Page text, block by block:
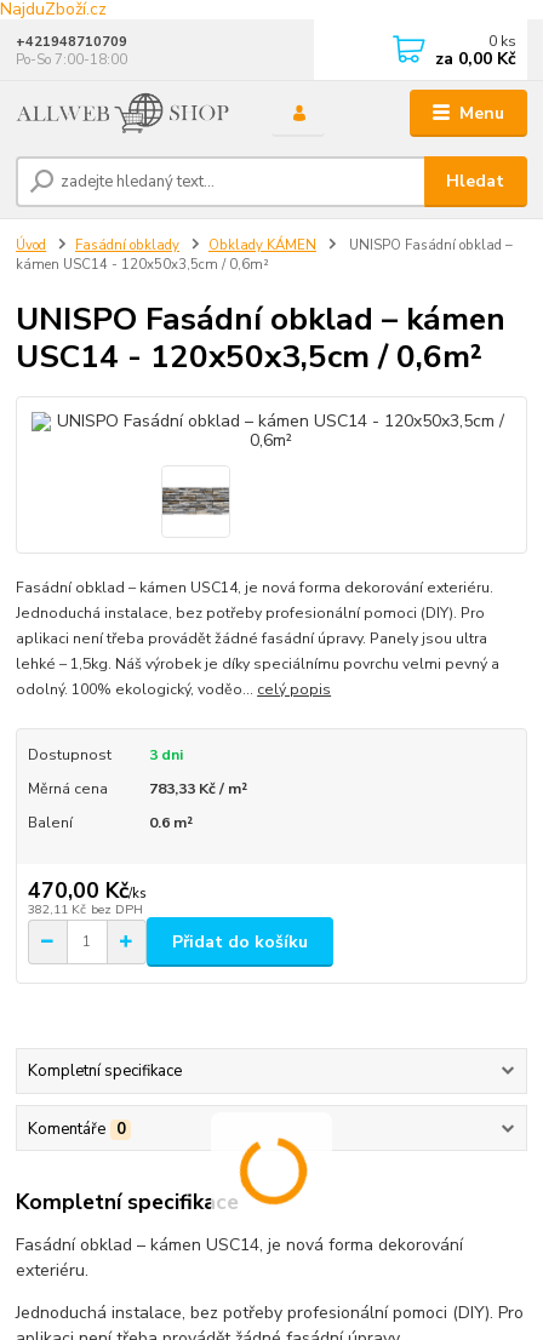
NajduZboží.cz
Menu
Hledat
+421948710709
Po-So 7:00-18:00
0 ks
za 0,00 Kč
Úvod Fasádní obklady Obklady KÁMEN
UNISPO Fasádní obklad –
kámen USC14 - 120x50x3,5cm / 0,6m²
UNISPO Fasádní obklad – kámen
USC14 - 120x50x3,5cm / 0,6m²
Fasádní obklad – kámen USC14, je nová forma dekorování exteriéru.
Jednoduchá instalace, bez potřeby profesionální pomoci (DIY). Pro
aplikaci není třeba provádět žádné fasádní úpravy. Panely jsou ultra
lehké – 1,5kg. Náš výrobek je díky speciálnímu povrchu velmi pevný a
odolný. 100% ekologický, voděo... celý popis
Dostupnost
3 dni
Měrná cena
783,33 Kč / m²
Balení
0.6 m²
470,00 Kč/ks
382,11 Kč bez DPH
Přidat do košíku
Kompletní specifikace
Komentáře 0
Kompletní specifikace
Fasádní obklad – kámen USC14, je nová forma dekorování
exteriéru.
Jednoduchá instalace, bez potřeby profesionální pomoci (DIY). Pro